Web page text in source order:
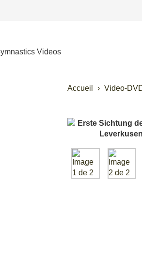
Accueil Video-